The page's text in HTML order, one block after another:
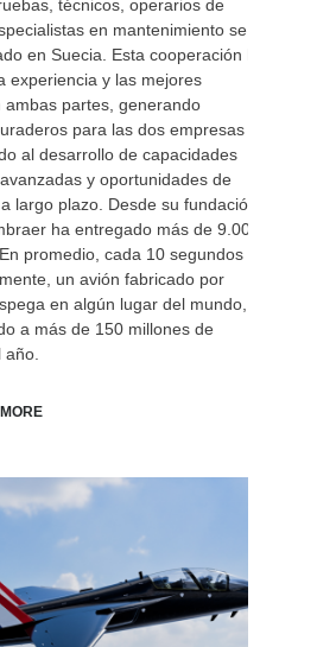
técnicos, operarios de
en mantenimiento se
en Suecia. Esta cooperación ha
experiencia y las mejores
ambas partes, generando
para las dos empresas y
al desarrollo de capacidades
y oportunidades de
largo plazo. Desde su fundación
ha entregado más de 9.000
promedio, cada 10 segundos
un avión fabricado por
en algún lugar del mundo,
a más de 150 millones de